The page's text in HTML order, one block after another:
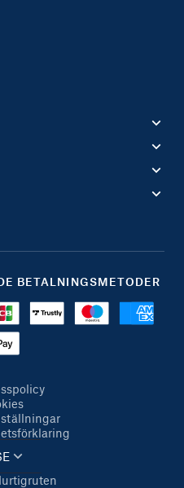
BETALNINGSMETODER